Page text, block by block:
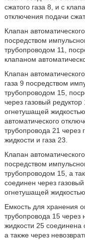
сжатого газа 8, и с
отключения подачи
Клапан
посредством
трубопроводом 11,
клапаном
Клапан
газа 9 посредством
трубопроводом 15,
через газовый
огнетушащей
автоматического
трубопровода 21 через
жидкости и газа 23.
Клапан
посредством
трубопроводом 15, а
соединен через
огнетушащей жидкостью
Емкость для хранения
трубопровода 15 через
жидкости 25 соединена
а также через